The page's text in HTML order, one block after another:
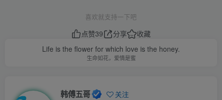
喜欢就支持一下吧
点赞39 分享
收藏
Life is the flower for which love is the honey.
生命如花，爱情是蜜
韩傅五哥 关注